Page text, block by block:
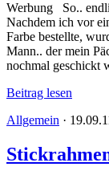
Werbung So..
Nachdem ich vor
Farbe bestellte,
Mann.. der mein
nochmal geschickt
Beitrag lesen
Allgemein ·